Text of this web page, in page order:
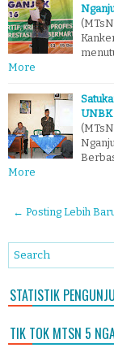
More
UNBK
More
← Posting Lebih
STATISTIK
TIK TOK MTSN 5